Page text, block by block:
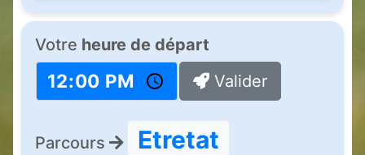
Votre heure de départ
Valider
Parcours Etretat